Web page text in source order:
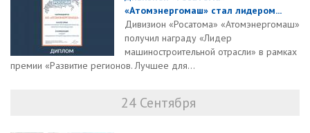
«Атомэнергомаш» стал лидером...
Дивизион «Росатома» «Атомэнергомаш»
получил награду «Лидер
машиностроительной отрасли» в рамках
премии «Развитие регионов. Лучшее для...
24 Сентября